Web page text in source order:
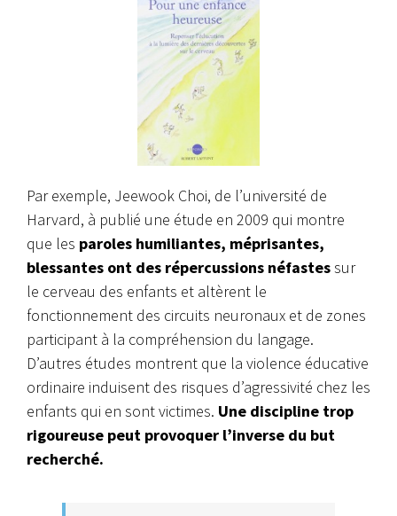
Par exemple, Jeewook Choi, de l’université de
Harvard, à publié une étude en 2009 qui montre
que les paroles humiliantes, méprisantes,
blessantes ont des répercussions néfastessur
le cerveau des enfants et altèrent le
fonctionnement des circuits neuronaux et de zones
participant à la compréhension du langage.
D’autres études montrent que la violence éducative
ordinaire induisent des risques d’agressivité chez les
enfants qui en sont victimes. Une discipline trop
rigoureuse peut provoquer l’inverse du but
recherché.